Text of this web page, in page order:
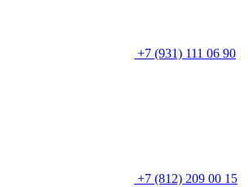
+7 (931) 111 06 90
+7 (812) 209 00 15